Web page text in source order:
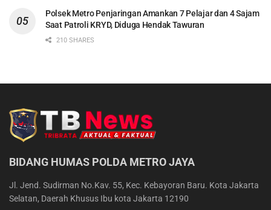
Polsek Metro Penjaringan Amankan 7 Pelajar dan 4 Sajam
Saat Patroli KRYD, Diduga Hendak Tawuran
210 SHARES
BIDANG HUMAS POLDA METRO JAYA
Jl. Jend. Sudirman No.Kav. 55, Kec. Kebayoran Baru. Kota Jakarta
Selatan, Daerah Khusus Ibu kota Jakarta 12190